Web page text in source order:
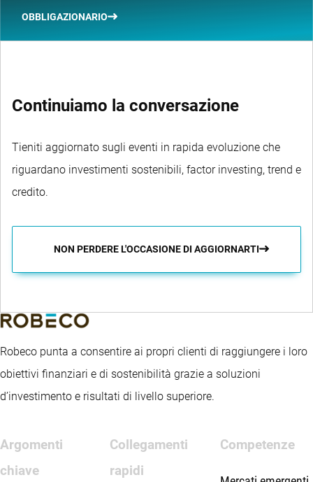
OBBLIGAZIONARIO
Continuiamo la conversazione
Tieniti aggiornato sugli eventi in rapida evoluzione che
riguardano investimenti sostenibili, factor investing, trend e
credito.
NON PERDERE L'OCCASIONE DI AGGIORNARTI
Robeco punta a consentire ai propri clienti di raggiungere i loro
obiettivi finanziari e di sostenibilità grazie a soluzioni
d’investimento e risultati di livello superiore.
Argomenti
chiave
Collegamenti
rapidi
Competenze